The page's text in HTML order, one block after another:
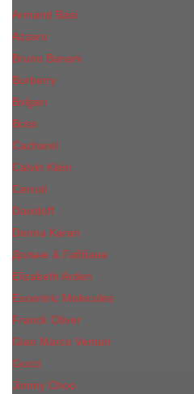
Armand Basi
Azzaro
Bruno Banani
Burberry
Bvlgari
Boss
Cacharel
Calvin Klein
Cerruti
Davidoff
Donna Karan
Дольче & Габбана
Elizabeth Arden
Escentric Molecules
Franck Oliver
Gian Marco Venturi
Gucci
Jimmy Choo